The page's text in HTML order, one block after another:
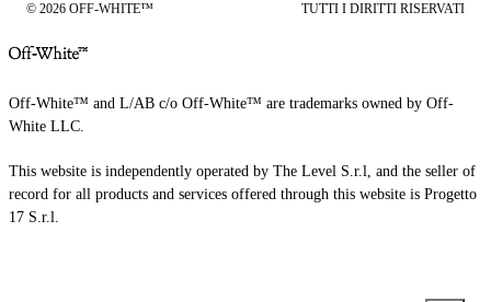
© 2026 OFF-WHITE™ TUTTI I DIRITTI RISERVATI
Off-White™ and L/AB c/o Off-White™ are trademarks owned by Off-
White LLC.
This website is independently operated by The Level S.r.l, and the seller of
record for all products and services offered through this website is Progetto
17 S.r.l.